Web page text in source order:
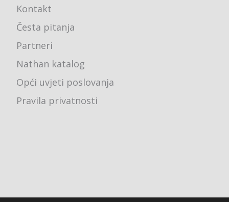
Kontakt
Česta pitanja
Partneri
Nathan katalog
Opći uvjeti poslovanja
Pravila privatnosti